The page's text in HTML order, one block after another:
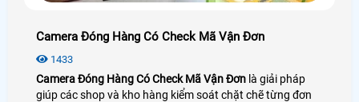
Camera Đóng Hàng Có Check Mã Vận Đơn
1433
Camera Đóng Hàng Có Check Mã Vận Đơn là giải pháp
giúp các shop và kho hàng kiểm soát chặt chẽ từng đơn